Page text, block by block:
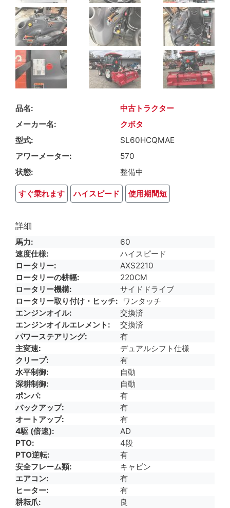
品名
中古トラクター
メーカー名
クボタ
型式
SL60HCQMAE
アワーメーター
570
状態
整備中
すぐ乗れます ハイスピード 使用期間短
詳細
馬力
60
速度仕様
ハイスピード
ロータリー
AXS2210
ロータリーの耕幅
220CM
ロータリー機構
サイドドライブ
ロータリー取り付け・ヒッチ
ワンタッチ
エンジンオイル
交換済
エンジンオイルエレメント
交換済
パワーステアリング
有
主変速
デュアルシフト仕様
クリープ
有
水平制御
自動
深耕制御
自動
ポンパ
有
バックアップ
有
オートアップ
有
4駆 (倍速)
AD
PTO
4段
PTO逆転
有
安全フレーム類
キャビン
エアコン
有
ヒーター
有
耕耘爪
良